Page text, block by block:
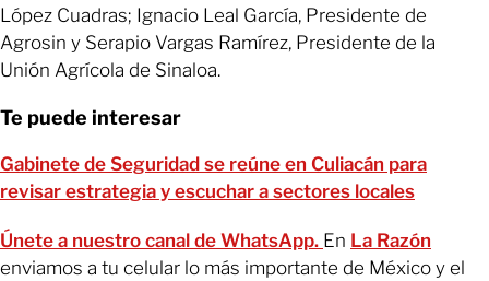
López Cuadras; Ignacio Leal García, Presidente de
Agrosin y Serapio Vargas Ramírez, Presidente de la
Unión Agrícola de Sinaloa.
Te puede interesar
Gabinete de Seguridad se reúne en Culiacán para
revisar estrategia y escuchar a sectores locales
Únete a nuestro canal de WhatsApp. En La Razón
enviamos a tu celular lo más importante de México y el